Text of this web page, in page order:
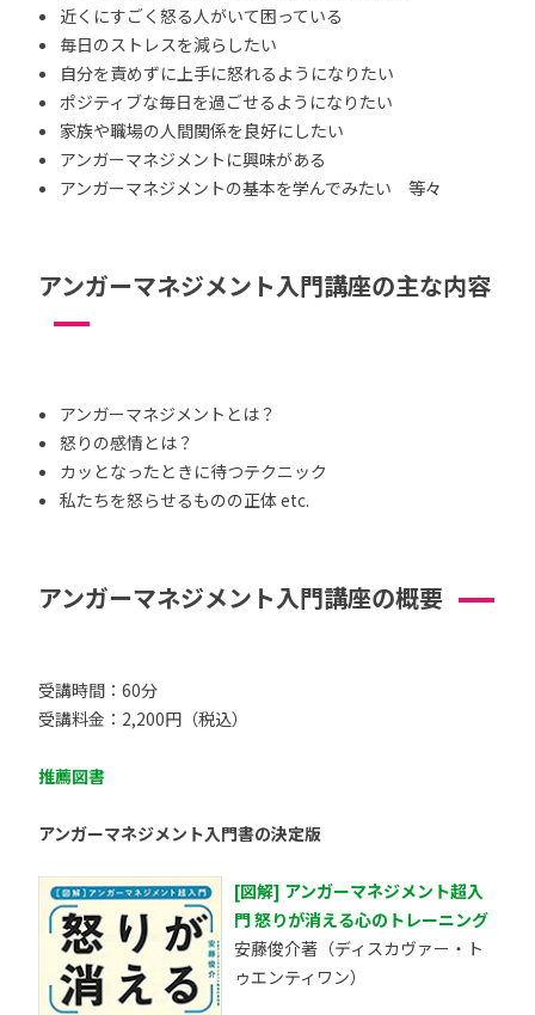
近くにすごく怒る人がいて困っている
毎日のストレスを減らしたい
自分を責めずに上手に怒れるようになりたい
ポジティブな毎日を過ごせるようになりたい
家族や職場の人間関係を良好にしたい
アンガーマネジメントに興味がある
アンガーマネジメントの基本を学んでみたい 等々
アンガーマネジメント入門講座の主な内容
アンガーマネジメントとは？
怒りの感情とは？
カッとなったときに待つテクニック
私たちを怒らせるものの正体 etc.
アンガーマネジメント入門講座の概要
受講時間：60分
受講料金：2,200円（税込）
推薦図書
アンガーマネジメント入門書の決定版
[図解] アンガーマネジメント超入
門 怒りが消える心のトレーニング
安藤俊介著（ディスカヴァー・ト
ゥエンティワン）